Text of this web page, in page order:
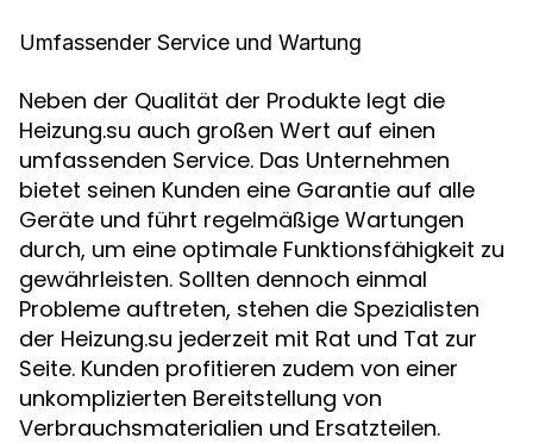
Umfassender Service und Wartung
Neben der Qualität der Produkte legt die
Heizung.su auch großen Wert auf einen
umfassenden Service. Das Unternehmen
bietet seinen Kunden eine Garantie auf alle
Geräte und führt regelmäßige Wartungen
durch, um eine optimale Funktionsfähigkeit zu
gewährleisten. Sollten dennoch einmal
Probleme auftreten, stehen die Spezialisten
der Heizung.su jederzeit mit Rat und Tat zur
Seite. Kunden profitieren zudem von einer
unkomplizierten Bereitstellung von
Verbrauchsmaterialien und Ersatzteilen.